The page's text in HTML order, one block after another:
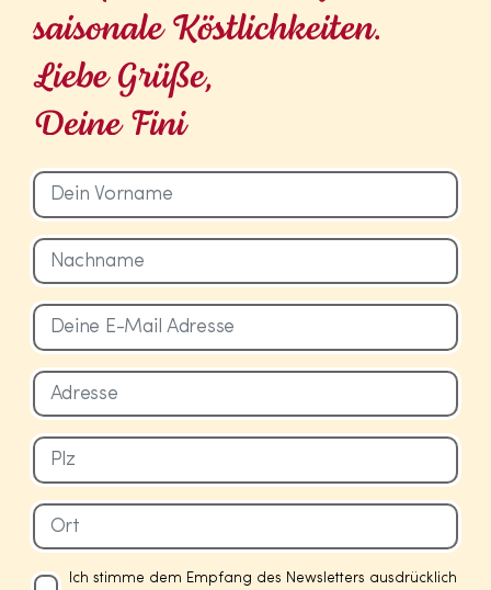
Ich stimme dem Empfang des Newsletters ausdrücklich